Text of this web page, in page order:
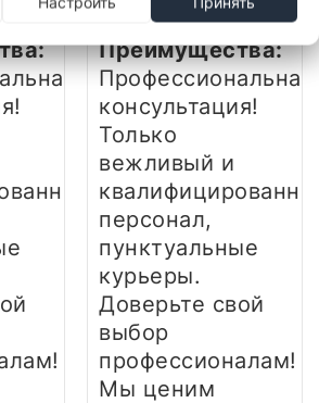
талон
Преимущества:
Профессиональная
консультация!
Только
вежливый и
персонал,
пунктуальные
курьеры.
Доверьте свой
выбор
профессионалам!
Мы ценим